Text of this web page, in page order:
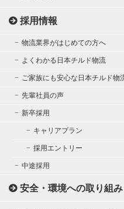
採用情報
物流業界がはじめての方へ
よくわかる日本チルド物流
ご家族にも安心な日本チルド物
先輩社員の声
新卒採用
キャリアプラン
採用エントリー
中途採用
安全・環境への取り組み